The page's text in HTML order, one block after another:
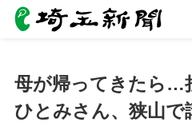
母が帰ってきたら…
ひとみさん、狭山